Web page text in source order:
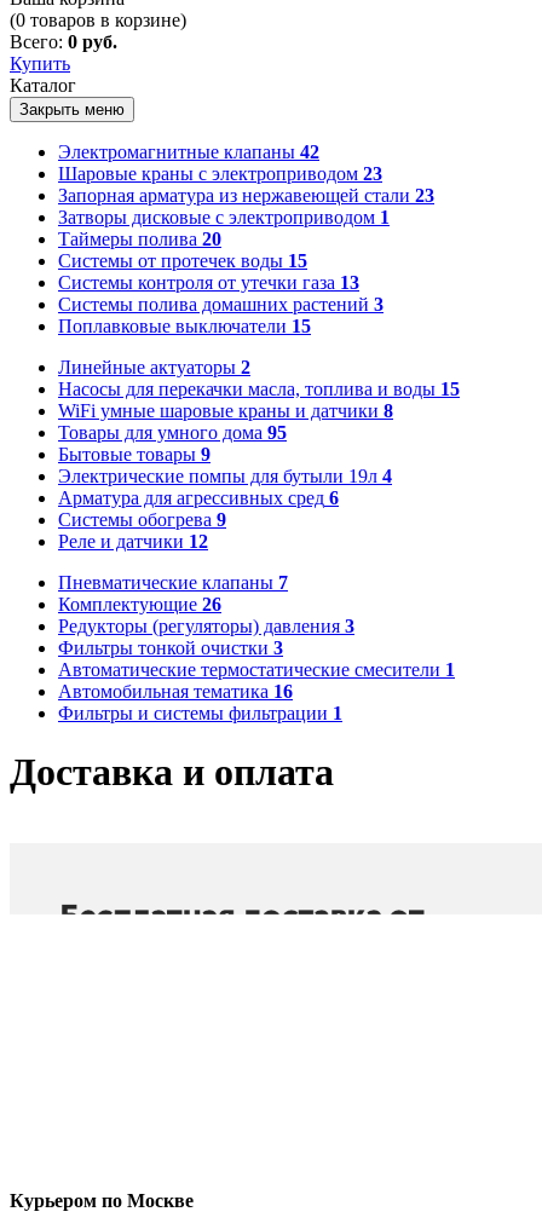
(0 товаров в корзине)
Всего: 0 руб.
Купить
Каталог
Закрыть меню
Электромагнитные клапаны 42
Шаровые краны с электроприводом 23
Запорная арматура из нержавеющей стали 23
Затворы дисковые с электроприводом 1
Таймеры полива 20
Системы от протечек воды 15
Системы контроля от утечки газа 13
Системы полива домашних растений 3
Поплавковые выключатели 15
Линейные актуаторы 2
Насосы для перекачки масла, топлива и воды 15
WiFi умные шаровые краны и датчики 8
Товары для умного дома 95
Бытовые товары 9
Электрические помпы для бутыли 19л 4
Арматура для агрессивных сред 6
Системы обогрева 9
Реле и датчики 12
Пневматические клапаны 7
Комплектующие 26
Редукторы (регуляторы) давления 3
Фильтры тонкой очистки 3
Автоматические термостатические смесители 1
Автомобильная тематика 16
Фильтры и системы фильтрации 1
Доставка и оплата
Курьером по Москве